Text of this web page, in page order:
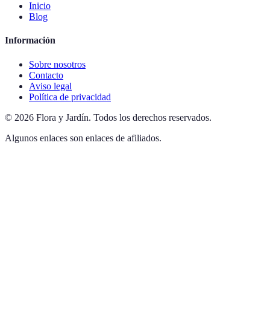
Inicio
Blog
Información
Sobre nosotros
Contacto
Aviso legal
Política de privacidad
© 2026 Flora y Jardín. Todos los derechos reservados.
Algunos enlaces son enlaces de afiliados.